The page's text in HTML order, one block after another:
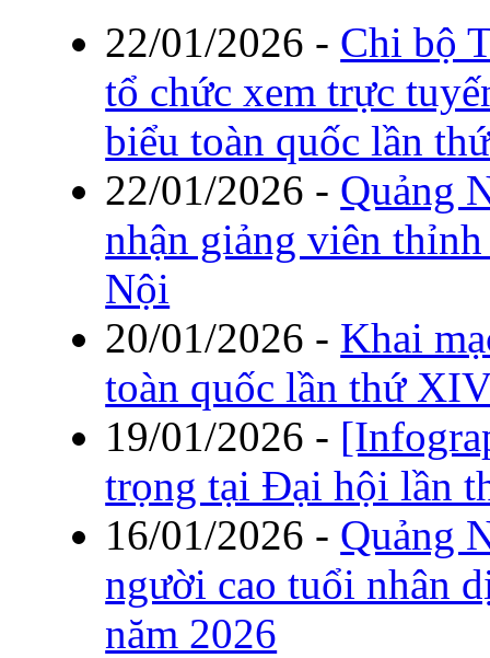
22/01/2026 - Chi bộ
tổ chức xem trực
biểu toàn quốc lần
22/01/2026 - Quảng
nhận giảng viên
Nội
20/01/2026 - Khai
toàn quốc lần thứ
19/01/2026 -
trọng tại Đại hội lần
16/01/2026 - Quảng
người cao tuổi nhân
năm 2026